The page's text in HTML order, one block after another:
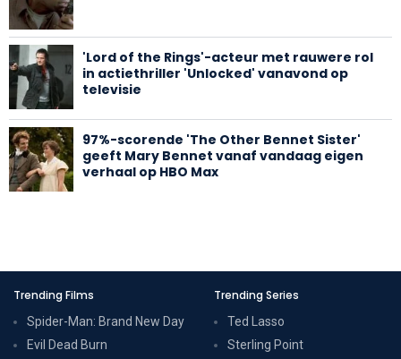
'Lord of the Rings'-acteur met rauwere rol
in actiethriller 'Unlocked' vanavond op
televisie
97%-scorende 'The Other Bennet Sister'
geeft Mary Bennet vanaf vandaag eigen
verhaal op HBO Max
Trending Films
Spider-Man: Brand New Day
Evil Dead Burn
Trending Series
Ted Lasso
Sterling Point